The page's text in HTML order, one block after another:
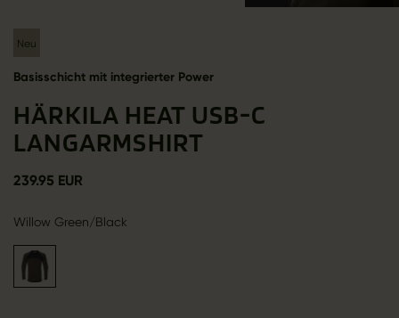
Neu
Basisschicht mit integrierter Power
HÄRKILA HEAT USB-C
LANGARMSHIRT
239.95 EUR
Willow Green/Black